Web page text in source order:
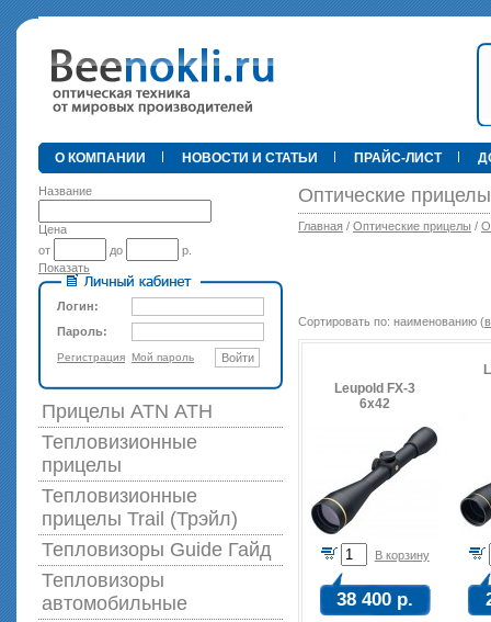
•
О КОМПАНИИ НОВОСТИ И СТАТЬИ ПРАЙС-ЛИСТ
Название
Цена
от
до
р.
Показать
Логин:
Пароль:
Регистрация Мой пароль Войти
Прицелы ATN АТН
Тепловизионные
прицелы
Тепловизионные
прицелы Trail (Трэйл)
Тепловизоры Guide Гайд
Тепловизоры
автомобильные
Оптические
Главная / Оптические прицелы /
Сортировать по: наименованию (
Leupold FX-3
6x42
В корзину
38 400 р.